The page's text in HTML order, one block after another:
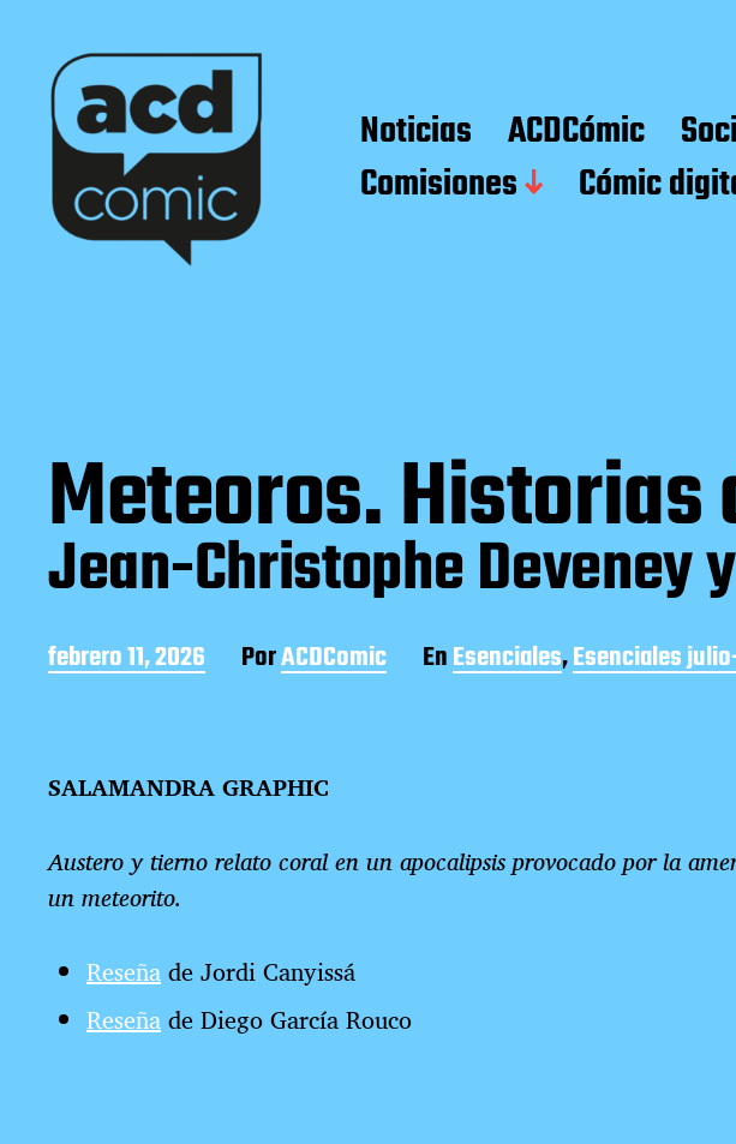
Noticias ACDCómic
Comisiones
Cómic
Meteoros. Historias
Jean-Christophe Deveney
F
e
d
a
e
febrero 11, 2026 PorACDComic EnEsenciales,Esenciales
SALAMANDRA GRAPHIC
Austero y tierno relato coral en un apocalipsis provocado por la
un meteorito.
Reseñade Jordi Canyissá
Reseñade Diego García Rouco